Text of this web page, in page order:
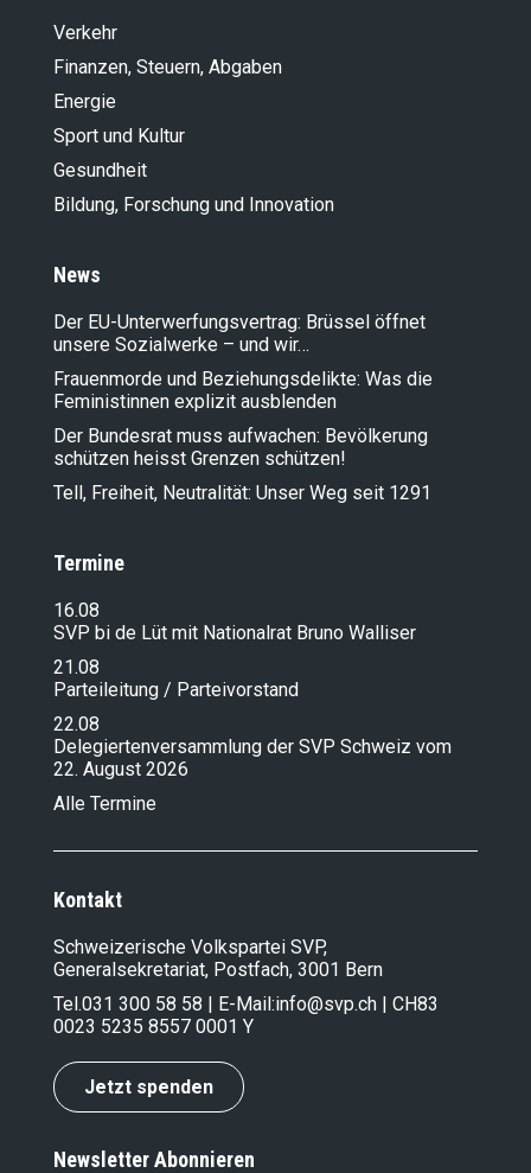
Verkehr
Finanzen, Steuern, Abgaben
Energie
Sport und Kultur
Gesundheit
Bildung, Forschung und Innovation
News
Der EU-Unterwerfungsvertrag: Brüssel öffnet
unsere Sozialwerke – und wir…
Frauenmorde und Beziehungsdelikte: Was die
Feministinnen explizit ausblenden
Der Bundesrat muss aufwachen: Bevölkerung
schützen heisst Grenzen schützen!
Tell, Freiheit, Neutralität: Unser Weg seit 1291
Termine
16.08
SVP bi de Lüt mit Nationalrat Bruno Walliser
21.08
Parteileitung / Parteivorstand
22.08
Delegiertenversammlung der SVP Schweiz vom
22. August 2026
Alle Termine
Kontakt
Schweizerische Volkspartei SVP,
Generalsekretariat, Postfach, 3001 Bern
Tel.031 300 58 58 | E-Mail:info@svp.ch | CH83
0023 5235 8557 0001 Y
Jetzt spenden
Newsletter Abonnieren